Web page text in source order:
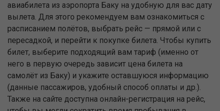
авиабилета из аэропорта Баку на удобную для вас дату
вылета. Для этого рекомендуем вам ознакомиться с
расписанием полётов, выбрать рейс — прямой или с
пересадкой, и перейти к покупке билета. Чтобы купить
билет, выберите подходящий вам тариф (именно от
него в первую очередь зависит цена билета на
самолёт из Баку) и укажите оставшуюся информацию
(данные пассажиров, удобный способ оплаты и др.).
Также на сайте доступна онлайн-регистрация на рейс,